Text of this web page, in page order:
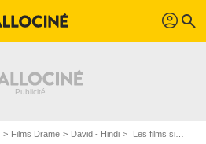
profil search
Films Drame David - Hindi Les films similaires à "David - Hindi"